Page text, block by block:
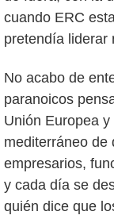
cuando ERC
pretendía liderar
No acabo de
paranoicos
Unión Europea
mediterráneo de
empresarios,
y cada día se
quién dice que